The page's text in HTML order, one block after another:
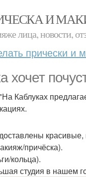
И
лица, новости,
прически и
хочет
Каблуках
причёска).
кольца).
студия в нашем